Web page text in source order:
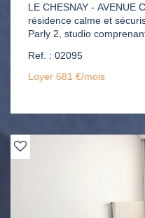
LE CHESNAY - AVENUE
résidence calme et
Parly 2, studio comprenant une
séparée, salle de bains avec WC.
chaude compris dans la
Ref. : 02095
Loyer 681 €/mois